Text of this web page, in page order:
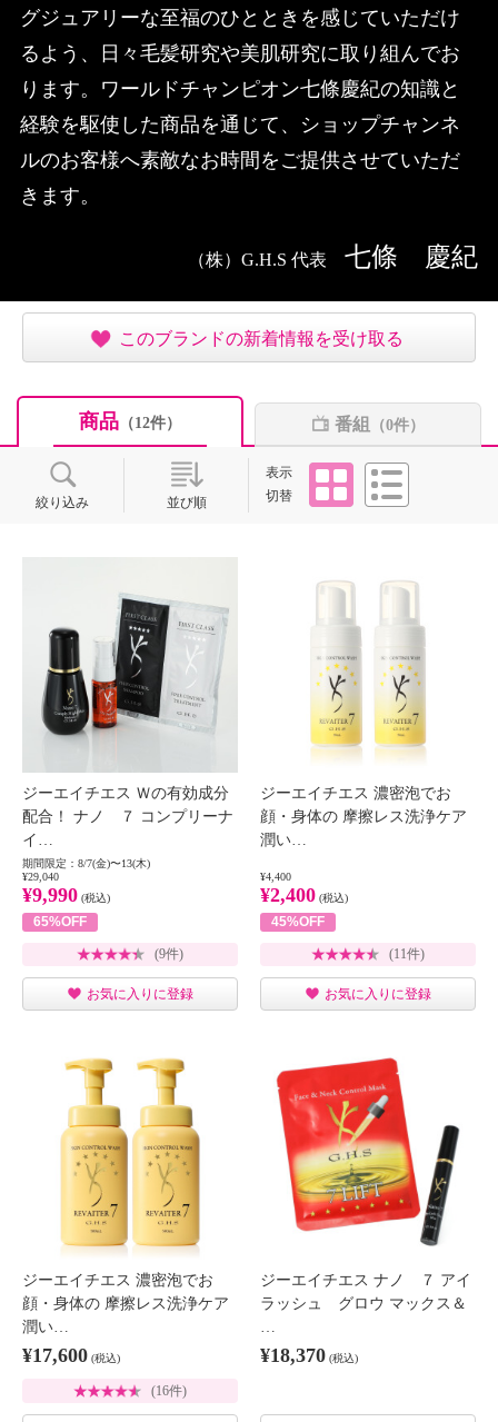
グジュアリーな至福のひとときを感じていただけ
るよう、日々毛髪研究や美肌研究に取り組んでお
ります。ワールドチャンピオン七條慶紀の知識と
経験を駆使した商品を通じて、ショップチャンネ
ルのお客様へ素敵なお時間をご提供させていただ
きます。
（株）G.H.S 代表七條 慶紀
このブランドの新着情報を受け取る
商品 （12件） 番組 （0件）
絞り込み 並び順
表示
切替
タイル
ジーエイチエス Ｗの有効成分
配合！ ナノ ７ コンプリーナ
イ…
期間限定：8/7(金)〜13(木)
¥29,040
¥9,990 (税込)
65%OFF
(9件)
お気に入りに登録
ジーエイチエス 濃密泡でお
顔・身体の 摩擦レス洗浄ケア
潤い…
¥4,400
¥2,400 (税込)
45%OFF
(11件)
お気に入りに登録
ジーエイチエス 濃密泡でお
顔・身体の 摩擦レス洗浄ケア
潤い…
¥17,600 (税込)
(16件)
ジーエイチエス ナノ ７ アイ
ラッシュ グロウ マックス＆
…
¥18,370 (税込)